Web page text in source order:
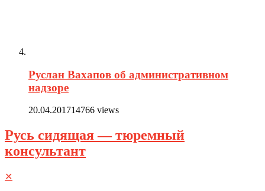
Руслан Вахапов об административном
надзоре
20.04.201714766 views
Русь сидящая — тюремный
консультант
✕